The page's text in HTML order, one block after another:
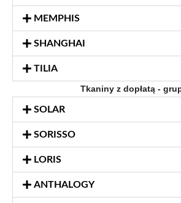
MEMPHIS
SHANGHAI
TILIA
Tkaniny z dopłatą -
SOLAR
SORISSO
LORIS
ANTHALOGY